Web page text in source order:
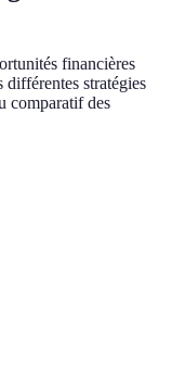
financières
différentes stratégies
comparatif des